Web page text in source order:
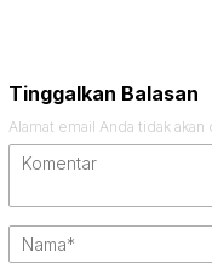
Tinggalkan Balasan
Alamat email Anda tidak akan